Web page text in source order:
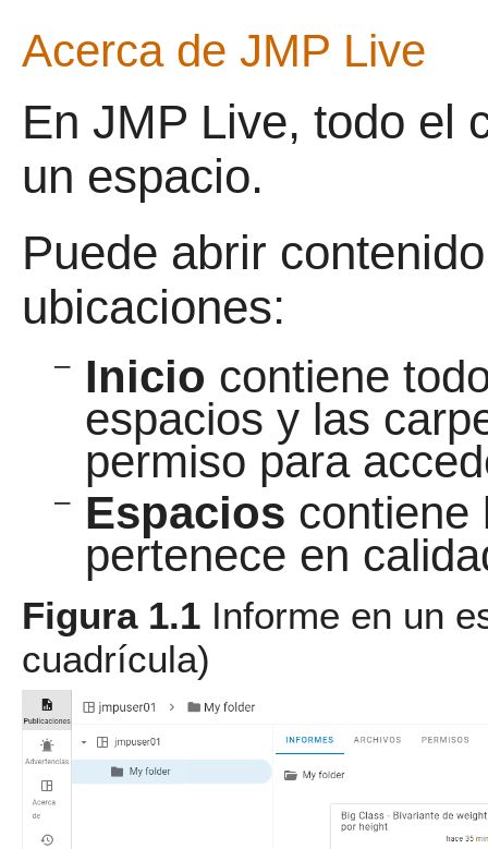
Acerca de JMP Live
En JMP Live, todo el
un espacio.
Puede abrir
ubicaciones:
– Inicio contiene
espacios y las
permiso para
– Espacios contiene
pertenece en
Figura 1.1 Informe en un
cuadrícula)